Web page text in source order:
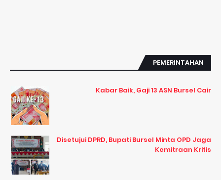
PEMERINTAHAN
Kabar Baik, Gaji 13 ASN Bursel Cair
Disetujui DPRD, Bupati Bursel Minta OPD Jaga
Kemitraan Kritis